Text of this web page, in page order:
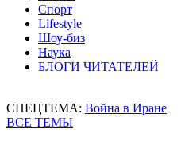
Спорт
Lifestyle
Шоу-биз
Наука
БЛОГИ ЧИТАТЕЛЕЙ
СПЕЦТЕМА: Война в Иране
ВСЕ ТЕМЫ